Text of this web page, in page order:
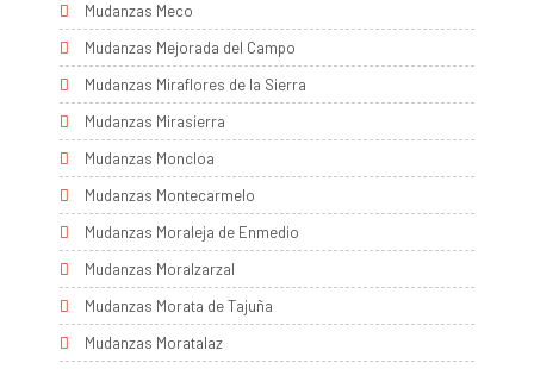
Mudanzas Meco
Mudanzas Mejorada del Campo
Mudanzas Miraflores de la Sierra
Mudanzas Mirasierra
Mudanzas Moncloa
Mudanzas Montecarmelo
Mudanzas Moraleja de Enmedio
Mudanzas Moralzarzal
Mudanzas Morata de Tajuña
Mudanzas Moratalaz